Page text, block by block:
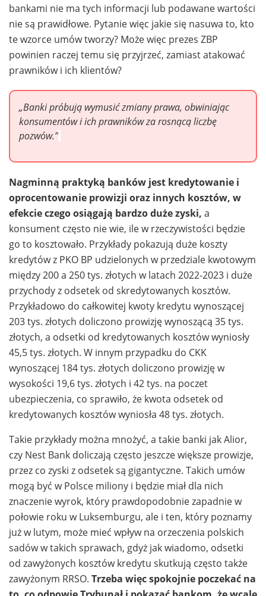
bankami nie ma tych informacji lub podawane wartości
nie są prawidłowe. Pytanie więc jakie się nasuwa to, kto
te wzorce umów tworzy? Może więc prezes ZBP
powinien raczej temu się przyjrzeć, zamiast atakować
prawników i ich klientów?
„Banki próbują wymusić zmiany prawa, obwiniając
konsumentów i ich prawników za rosnącą liczbę
pozwów.”
Nagminną praktyką banków jest kredytowanie i
oprocentowanie prowizji oraz innych kosztów, w
efekcie czego osiągają bardzo duże zyski, a
konsument często nie wie, ile w rzeczywistości będzie
go to kosztowało. Przykłady pokazują duże koszty
kredytów z PKO BP udzielonych w przedziale kwotowym
między 200 a 250 tys. złotych w latach 2022-2023 i duże
przychody z odsetek od skredytowanych kosztów.
Przykładowo do całkowitej kwoty kredytu wynoszącej
203 tys. złotych doliczono prowizję wynoszącą 35 tys.
złotych, a odsetki od kredytowanych kosztów wyniosły
45,5 tys. złotych. W innym przypadku do CKK
wynoszącej 184 tys. złotych doliczono prowizję w
wysokości 19,6 tys. złotych i 42 tys. na poczet
ubezpieczenia, co sprawiło, że kwota odsetek od
kredytowanych kosztów wyniosła 48 tys. złotych.
Takie przykłady można mnożyć, a takie banki jak Alior,
czy Nest Bank doliczają często jeszcze większe prowizje,
przez co zyski z odsetek są gigantyczne. Takich umów
mogą być w Polsce miliony i będzie miał dla nich
znaczenie wyrok, który prawdopodobnie zapadnie w
połowie roku w Luksemburgu, ale i ten, który poznamy
już w lutym, może mieć wpływ na orzeczenia polskich
sadów w takich sprawach, gdyż jak wiadomo, odsetki
od zawyżonych kosztów kredytu skutkują często także
zawyżonym RRSO. Trzeba więc spokojnie poczekać na